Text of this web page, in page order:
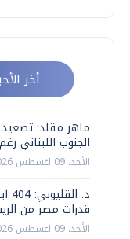
أخر
ماهر مقلد:
الجنوب اللبناني
الأحد، 09 اغسطس 2026 07:24 ص
قدرات مصر من
الأحد، 09 اغسطس 2026 07:20 ص